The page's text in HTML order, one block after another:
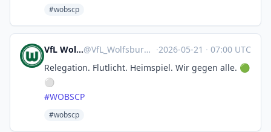
#wobscp
VfL Wolfsburg 🤖@VfL_Wolfsburg@sportsbots.xyz ·2026-05-21 · 07:00 UTC
Relegation. Flutlicht. Heimspiel. Wir gegen alle. 🟢
⚪️
#WOBSCP
#wobscp